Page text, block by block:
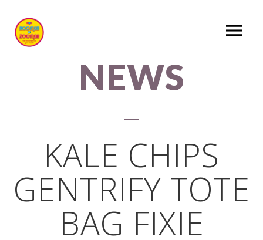
NEWS
KALE CHIPS
GENTRIFY TOTE
BAG FIXIE